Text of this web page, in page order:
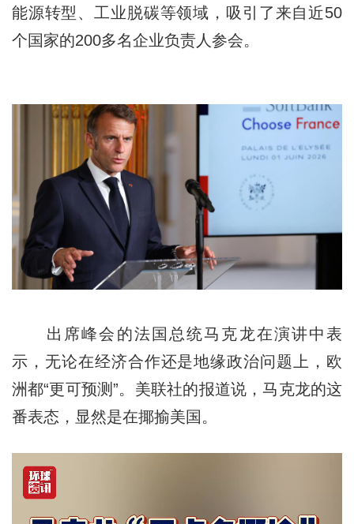
能源转型、工业脱碳等领域，吸引了来自近50
个国家的200多名企业负责人参会。
出席峰会的法国总统马克龙在演讲中表
示，无论在经济合作还是地缘政治问题上，欧
洲都“更可预测”。美联社的报道说，马克龙的这
番表态，显然是在揶揄美国。